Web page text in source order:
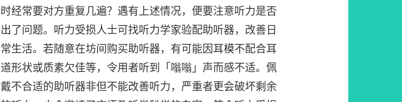
时经常要对方重复几遍？遇有上述情况，便要注意听力是否
出了问题。听力受损人士可找听力学家验配助听器，改善日
常生活。若随意在坊间购买助听器，有可能因耳模不配合耳
道形状或质素欠佳等，令用者听到「嗡嗡」声而感不适。佩
戴不合适的助听器非但不能改善听力，严重者更会破坏剩余